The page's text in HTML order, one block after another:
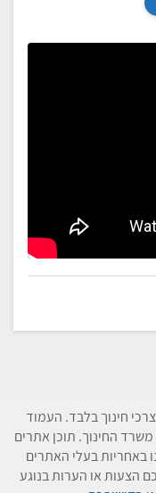
חינוך בלבד. העמוד
משרד החינוך. תוכן אתרים
באחריות בעלי האתרים
הצעות או הערות בנוגע